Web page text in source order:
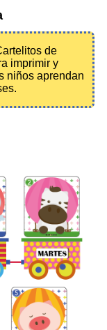
de
imprimir y
niños aprendan